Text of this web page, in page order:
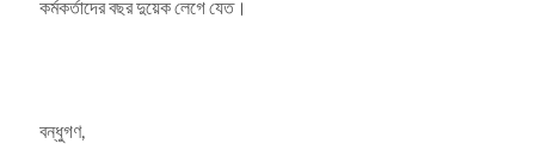
কর্মকর্তাদের বছর দুয়েক লেগে যেত।
বন্ধুগণ,